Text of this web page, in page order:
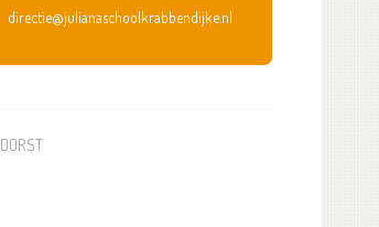
directie@julianaschoolkrabbendijke.nl
DORST